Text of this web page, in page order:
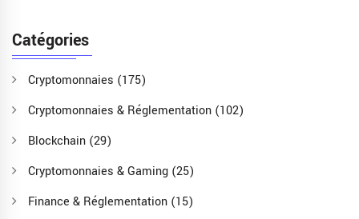
Catégories
Cryptomonnaies (175)
Cryptomonnaies & Réglementation (102)
Blockchain (29)
Cryptomonnaies & Gaming (25)
Finance & Réglementation (15)